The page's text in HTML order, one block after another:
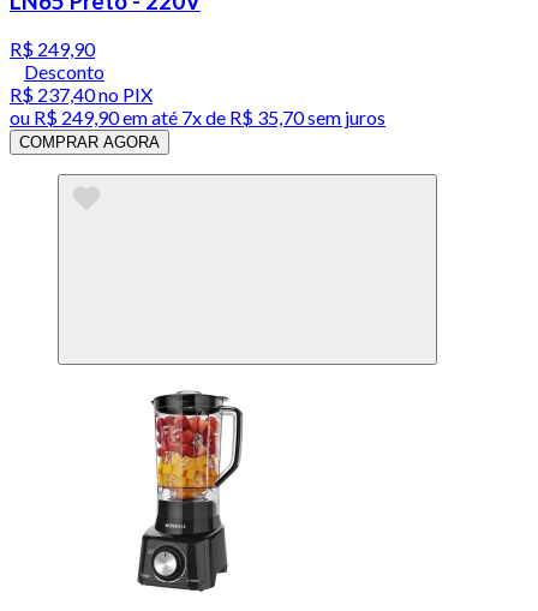
R$ 249,90
Desconto
R$ 237,40no PIX
ou R$ 249,90em até 7x de R$ 35,70 sem juros
COMPRAR AGORA